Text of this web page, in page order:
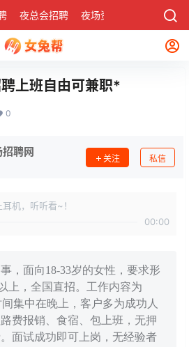
夜总会招聘 夜场资讯 社区
上班自由可兼职*
0
聘网 关注 私信
机，听听看~！
00:00
，面向18-33岁的女性，要求形
上，全国直招。工作内容为
集中在晚上，客户多为成功人
费报销、食宿、包上班，无押
面试成功即可上岗，无经验者